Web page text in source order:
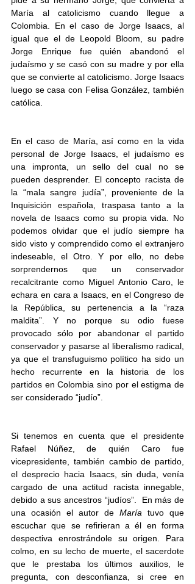
María al catolicismo cuando llegue a
Colombia. En el caso de Jorge Isaacs, al
igual que el de Leopold Bloom, su padre
Jorge Enrique fue quién abandonó el
judaísmo y se casó con su madre y por ella
que se convierte al catolicismo. Jorge Isaacs
luego se casa con Felisa González, también
católica.
En el caso de María, así como en la vida
personal de Jorge Isaacs, el judaísmo es
una impronta, un sello del cual no se
pueden desprender. El concepto racista de
la “mala sangre judía”, proveniente de la
Inquisición española, traspasa tanto a la
novela de Isaacs como su propia vida. No
podemos olvidar que el judío siempre ha
sido visto y comprendido como el extranjero
indeseable, el Otro. Y por ello, no debe
sorprendernos que un conservador
recalcitrante como Miguel Antonio Caro, le
echara en cara a Isaacs, en el Congreso de
la República, su pertenencia a la “raza
maldita”. Y no porque su odio fuese
provocado sólo por abandonar el partido
conservador y pasarse al liberalismo radical,
ya que el transfuguismo político ha sido un
hecho recurrente en la historia de los
partidos en Colombia sino por el estigma de
ser considerado “judío”.
Si tenemos en cuenta que el presidente
Rafael Núñez, de quién Caro fue
vicepresidente, también cambio de partido,
el desprecio hacia Isaacs, sin duda, venía
cargado de una actitud racista innegable,
debido a sus ancestros “judíos”.  En más de
una ocasión el autor de María tuvo que
escuchar que se refirieran a él en forma
despectiva enrostrándole su origen. Para
colmo, en su lecho de muerte, el sacerdote
que le prestaba los últimos auxilios, le
pregunta, con desconfianza, si cree en